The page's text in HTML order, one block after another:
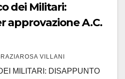
dei Militari:
approvazione A.C.
VILLANI
MILITARI: DISAPPUNTO